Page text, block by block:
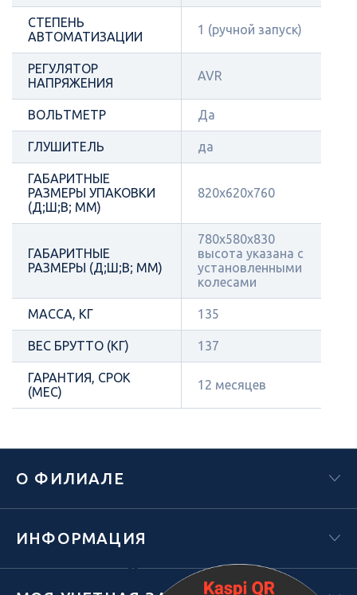
СТЕПЕНЬ
АВТОМАТИЗАЦИИ
1 (ручной запуск)
РЕГУЛЯТОР
НАПРЯЖЕНИЯ
AVR
ВОЛЬТМЕТР Да
ГЛУШИТЕЛЬ да
ГАБАРИТНЫЕ
РАЗМЕРЫ УПАКОВКИ
(Д;Ш;В; ММ)
820х620х760
ГАБАРИТНЫЕ
РАЗМЕРЫ (Д;Ш;В; ММ)
780х580х830
высота указана с
установленными
колесами
МАССА, КГ 135
ВЕС БРУТТО (КГ) 137
ГАРАНТИЯ, СРОК
(МЕС)
12 месяцев
Х
О ФИЛИАЛЕ
ИНФОРМАЦИЯ